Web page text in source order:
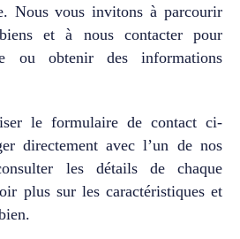
Nous vous invitons à parcourir
et à nous contacter pour
ou obtenir des informations
le formulaire de contact ci-
directement avec l’un de nos
les détails de chaque
plus sur les caractéristiques et